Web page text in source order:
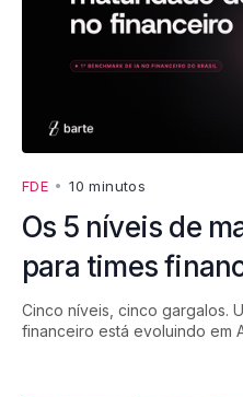
FDE •10 minutos
Os 5 níveis de
para times
Cinco níveis, cinco gargalos.
financeiro está evoluindo em